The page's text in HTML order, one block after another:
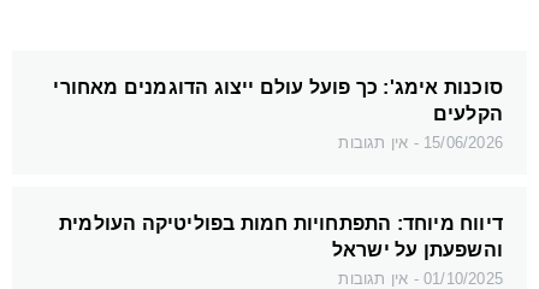
סוכנות אימג': כך פועל עולם ייצוג הדוגמנים מאחורי
הקלעים
15/06/2026 אין תגובות
דיווח מיוחד: התפתחויות חמות בפוליטיקה העולמית
והשפעתן על ישראל
01/10/2025 אין תגובות